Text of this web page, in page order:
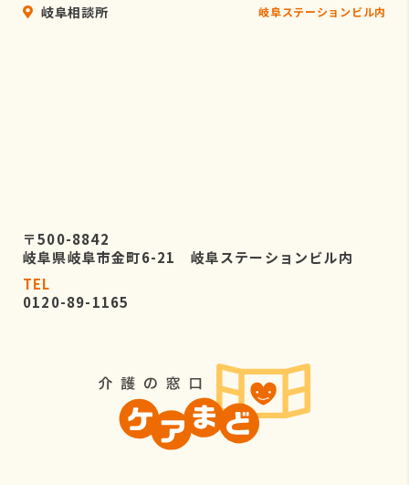
岐阜相談所 岐阜ステーションビル内
〒500-8842
岐阜県岐阜市金町6-21 岐阜ステーションビル内
TEL
0120-89-1165